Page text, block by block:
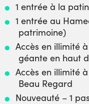
1 entrée à la
1 entrée au
patrimoine)
Accès en illimité
géante en haut
Accès en illimité
Beau Regard
Nouveauté– 1